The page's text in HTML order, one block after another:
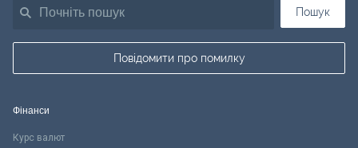
Пошук
Повідомити про помилку
Фінанси
Курс валют